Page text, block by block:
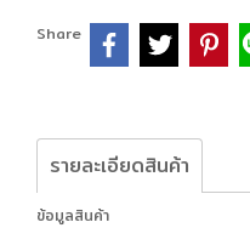
Share
รายละเอียดสินค้า
ข้อมูลสินค้า